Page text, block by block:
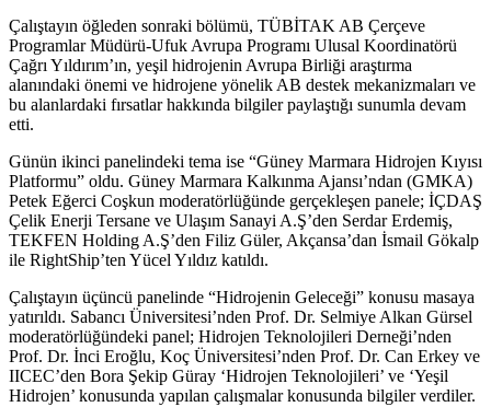
Çalıştayın öğleden sonraki bölümü, TÜBİTAK AB Çerçeve
Programlar Müdürü-Ufuk Avrupa Programı Ulusal Koordinatörü
Çağrı Yıldırım’ın, yeşil hidrojenin Avrupa Birliği araştırma
alanındaki önemi ve hidrojene yönelik AB destek mekanizmaları ve
bu alanlardaki fırsatlar hakkında bilgiler paylaştığı sunumla devam
etti.
Günün ikinci panelindeki tema ise “Güney Marmara Hidrojen Kıyısı
Platformu” oldu. Güney Marmara Kalkınma Ajansı’ndan (GMKA)
Petek Eğerci Coşkun moderatörlüğünde gerçekleşen panele; İÇDAŞ
Çelik Enerji Tersane ve Ulaşım Sanayi A.Ş’den Serdar Erdemiş,
TEKFEN Holding A.Ş’den Filiz Güler, Akçansa’dan İsmail Gökalp
ile RightShip’ten Yücel Yıldız katıldı.
Çalıştayın üçüncü panelinde “Hidrojenin Geleceği” konusu masaya
yatırıldı. Sabancı Üniversitesi’nden Prof. Dr. Selmiye Alkan Gürsel
moderatörlüğündeki panel; Hidrojen Teknolojileri Derneği’nden
Prof. Dr. İnci Eroğlu, Koç Üniversitesi’nden Prof. Dr. Can Erkey ve
IICEC’den Bora Şekip Güray ‘Hidrojen Teknolojileri’ ve ‘Yeşil
Hidrojen’ konusunda yapılan çalışmalar konusunda bilgiler verdiler.